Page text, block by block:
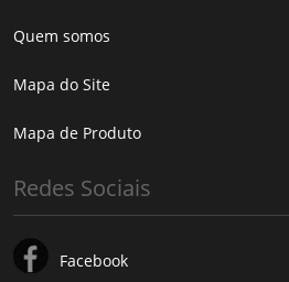
Quem somos
Mapa do Site
Mapa de Produto
Redes Sociais
Facebook